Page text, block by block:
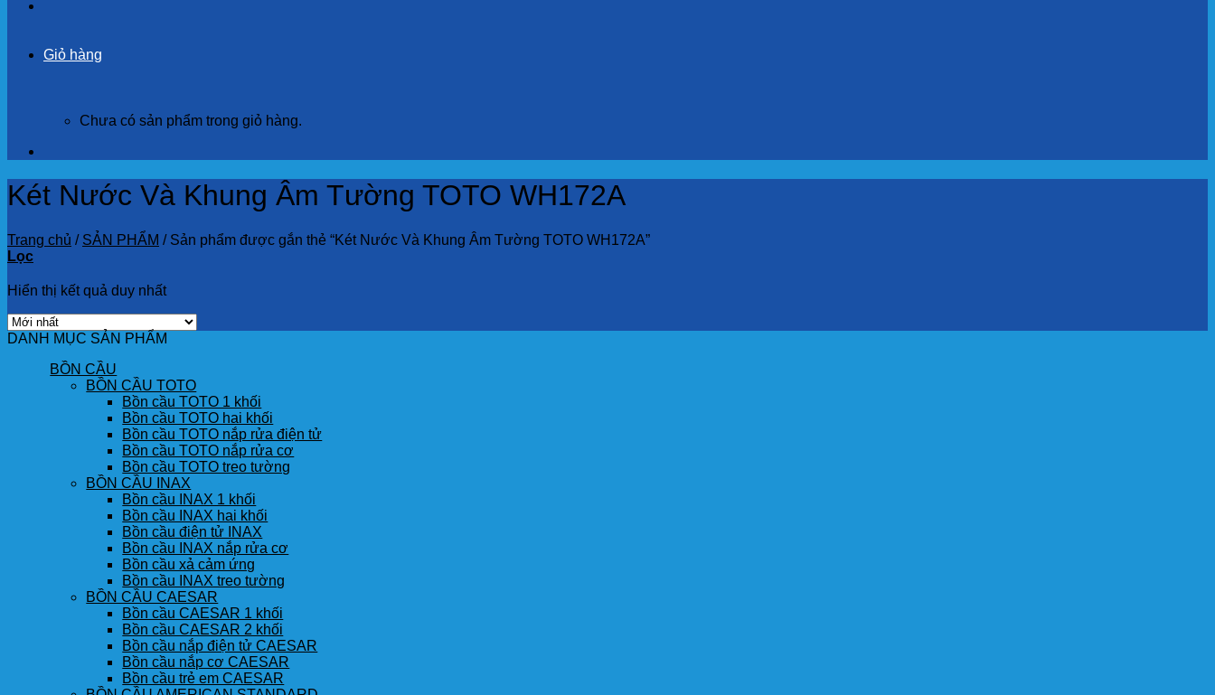
Giỏ hàng
Chưa có sản phẩm trong giỏ hàng.
Két Nước Và Khung Âm Tường TOTO WH172A
Trang chủ / SẢN PHẨM /Sản phẩm được gắn thẻ “Két Nước Và Khung Âm Tường TOTO WH172A”
Lọc
Hiển thị kết quả duy nhất
DANH MỤC SẢN PHẨM
BỒN CẦU
BỒN CẦU TOTO
Bồn cầu TOTO 1 khối
Bồn cầu TOTO hai khối
Bồn cầu TOTO nắp rửa điện tử
Bồn cầu TOTO nắp rửa cơ
Bồn cầu TOTO treo tường
BỒN CẦU INAX
Bồn cầu INAX 1 khối
Bồn cầu INAX hai khối
Bồn cầu điện tử INAX
Bồn cầu INAX nắp rửa cơ
Bồn cầu xả cảm ứng
Bồn cầu INAX treo tường
BỒN CẦU CAESAR
Bồn cầu CAESAR 1 khối
Bồn cầu CAESAR 2 khối
Bồn cầu nắp điện tử CAESAR
Bồn cầu nắp cơ CAESAR
Bồn cầu trẻ em CAESAR